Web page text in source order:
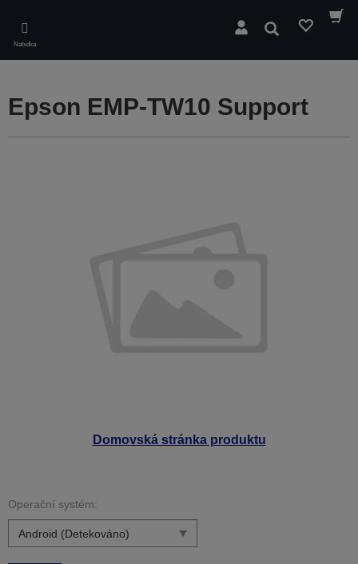
main
content
Nabídka
Hledat
Domovská stránka produktu
Epson EMP-TW10 Support
Operační systém: